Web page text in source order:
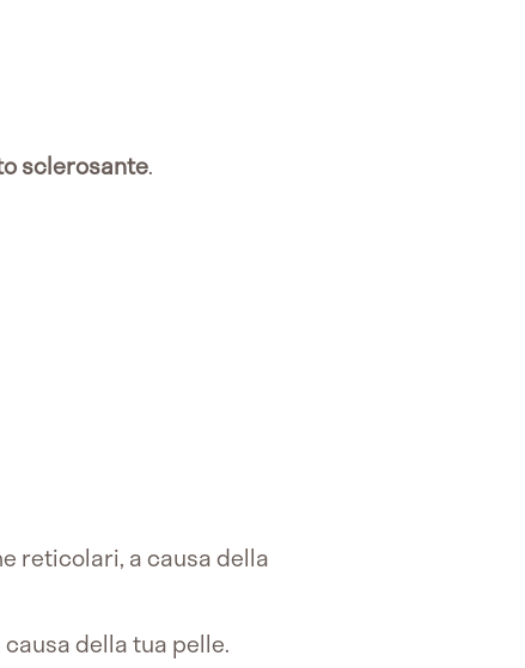
sclerosante.
reticolari, a causa della
della tua pelle.